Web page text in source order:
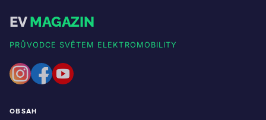
EVMAGAZIN
PRŮVODCE SVĚTEM ELEKTROMOBILITY
OBSAH